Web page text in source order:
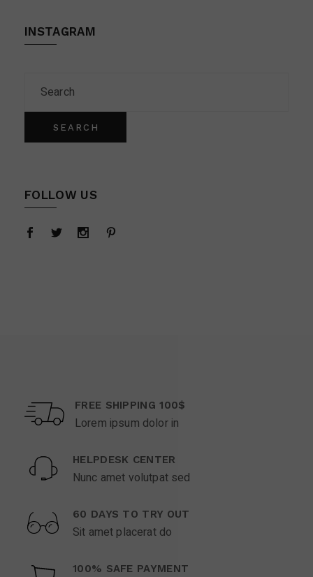
INSTAGRAM
SEARCH
FOLLOW US
FREE SHIPPING 100$
Lorem ipsum dolor in
HELPDESK CENTER
Nunc amet volutpat sed
60 DAYS TO TRY OUT
Sit amet placerat do
100% SAFE PAYMENT